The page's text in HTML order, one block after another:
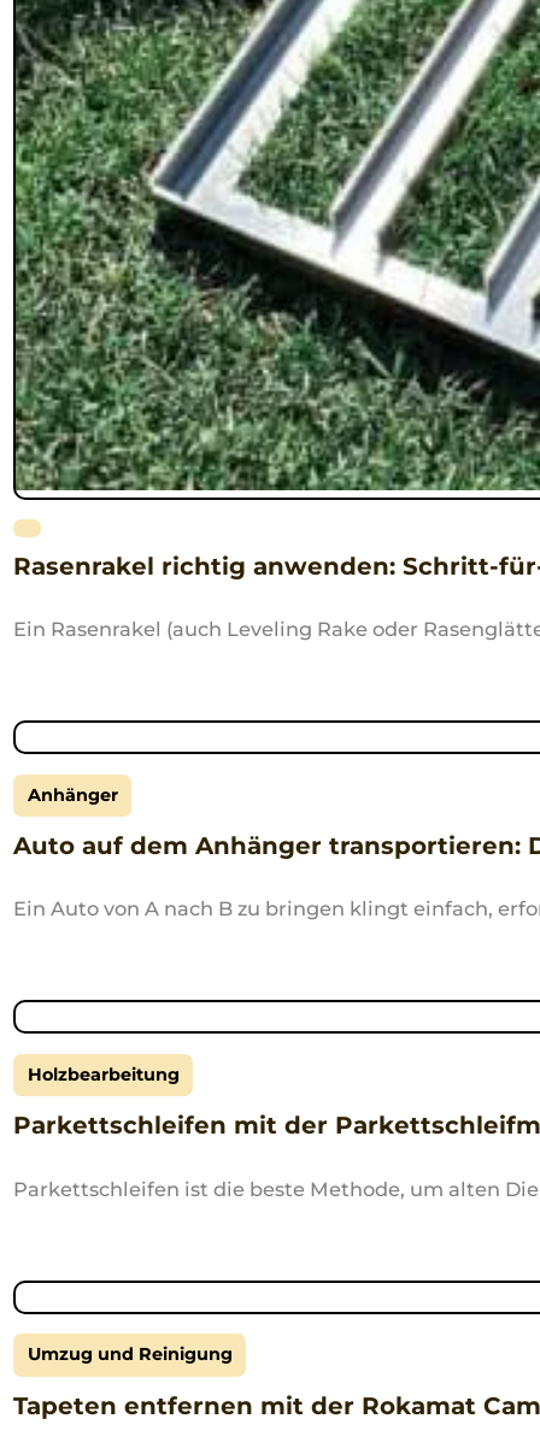
Rasenrakel richtig anwenden: Schritt-
Ein Rasenrakel (auch Leveling Rake oder
Anhänger
Auto auf dem Anhänger transportieren:
Ein Auto von A nach B zu bringen klingt einfach,
Holzbearbeitung
Parkettschleifen mit der
Parkettschleifen ist die beste Methode, um alten
Umzug und Reinigung
Tapeten entfernen mit der Rokamat